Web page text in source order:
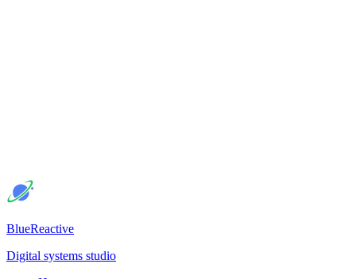
BlueReactive
Digital systems studio